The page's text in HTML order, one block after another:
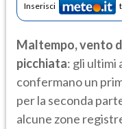
Inserisci
Maltempo, vento
picchiata: gli ultimi
confermano un
per la seconda
alcune zone